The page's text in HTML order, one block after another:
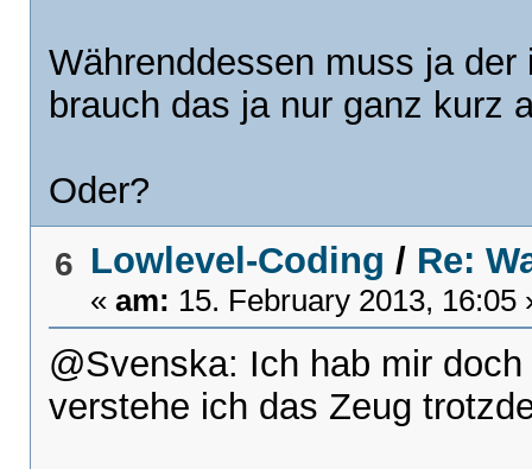
Währenddessen muss ja
brauch das ja nur ganz kurz
Oder?
6 Lowlevel-Coding / Re:
«am: 15. February 2013, 16:05
@Svenska: Ich hab mir
verstehe ich das Zeug